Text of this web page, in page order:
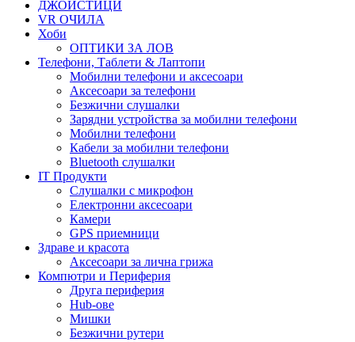
ДЖОЙСТИЦИ
VR ОЧИЛА
Хоби
ОПТИКИ ЗА ЛОВ
Телефони, Таблети & Лаптопи
Мобилни телефони и аксесоари
Аксесоари за телефони
Безжични слушалки
Зарядни устройства за мобилни телефони
Мобилни телефони
Кабели за мобилни телефони
Bluetooth слушалки
IT Продукти
Слушалки с микрофон
Електронни аксесоари
Камери
GPS приемници
Здраве и красота
Аксесоари за лична грижа
Компютри и Периферия
Друга периферия
Hub-ове
Мишки
Безжични рутери